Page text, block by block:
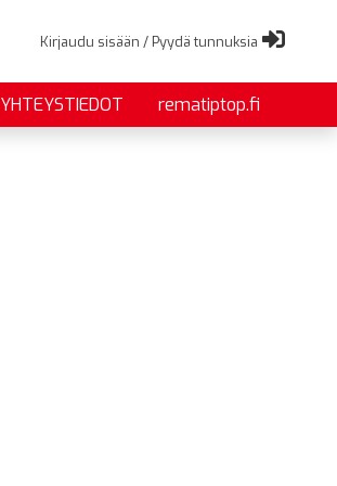
Kirjaudu sisään / Pyydä tunnuksia
YHTEYSTIEDOT rematiptop.fi